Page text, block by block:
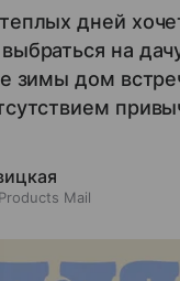
дней
на
зимы дом
Mail